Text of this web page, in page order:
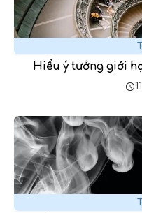
Hiểu ý tưởng giới